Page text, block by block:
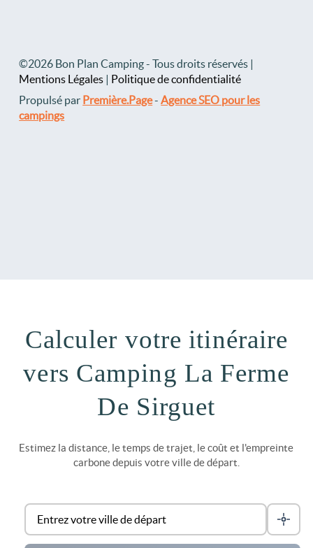
©2026 Bon Plan Camping - Tous droits réservés |
Mentions Légales | Politique de confidentialité
Propulsé par Première.Page-Agence SEO pour les
campings
Calculer votre itinéraire
vers Camping La Ferme
De Sirguet
Estimez la distance, le temps de trajet, le coût et l'empreinte
carbone depuis votre ville de départ.